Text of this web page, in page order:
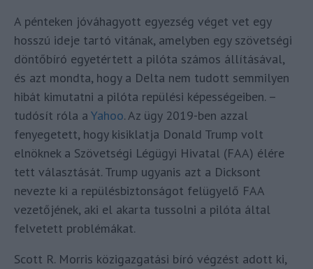
A pénteken jóváhagyott egyezség véget vet egy
hosszú ideje tartó vitának, amelyben egy szövetségi
döntőbíró egyetértett a pilóta számos állításával,
és azt mondta, hogy a Delta nem tudott semmilyen
hibát kimutatni a pilóta repülési képességeiben. –
tudósít róla a Yahoo. Az ügy 2019-ben azzal
fenyegetett, hogy kisiklatja Donald Trump volt
elnöknek a Szövetségi Légügyi Hivatal (FAA) élére
tett választását. Trump ugyanis azt a Dicksont
nevezte ki a repülésbiztonságot felügyelő FAA
vezetőjének, aki el akarta tussolni a pilóta által
felvetett problémákat.
Scott R. Morris közigazgatási bíró végzést adott ki,